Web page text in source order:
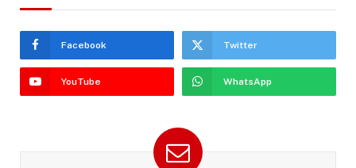
Facebook Twitter
YouTube WhatsApp